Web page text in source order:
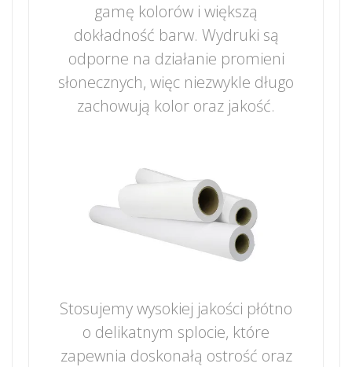
gamę kolorów i większą
dokładność barw. Wydruki są
odporne na działanie promieni
słonecznych, więc niezwykle długo
zachowują kolor oraz jakość.
Stosujemy wysokiej jakości płótno
o delikatnym splocie, które
zapewnia doskonałą ostrość oraz